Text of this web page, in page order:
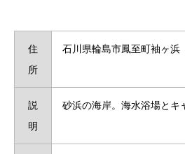
住
所
石川県輪島市鳳至町袖ヶ浜
説
明
砂浜の海岸。海水浴場とキ